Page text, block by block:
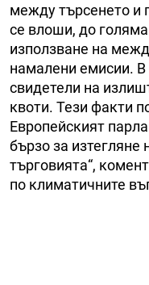
между търсенето и
се влоши, до
използване на
намалени емисии.
свидетели на
квоти. Тези факти
Европейският
бързо за изтегляне
търговията“,
по климатичните